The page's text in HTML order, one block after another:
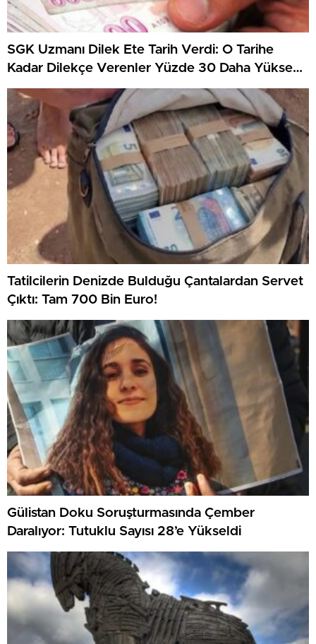
SGK Uzmanı Dilek Ete Tarih Verdi: O Tarihe
Kadar Dilekçe Verenler Yüzde 30 Daha Yüksek
Maaş Alacak!
Tatilcilerin Denizde Bulduğu Çantalardan Servet
Çıktı: Tam 700 Bin Euro!
Gülistan Doku Soruşturmasında Çember
Daralıyor: Tutuklu Sayısı 28’e Yükseldi